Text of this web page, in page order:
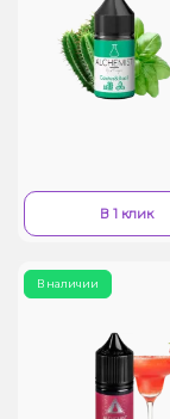
В 1 клик
В наличии